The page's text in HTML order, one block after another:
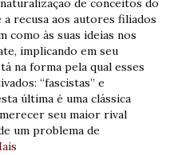
de conceitos do
recusa aos autores filiados
como às suas ideias nos
implicando em seu
na forma pela qual esses
“fascistas” e
última é uma clássica
seu maior rival
um problema de